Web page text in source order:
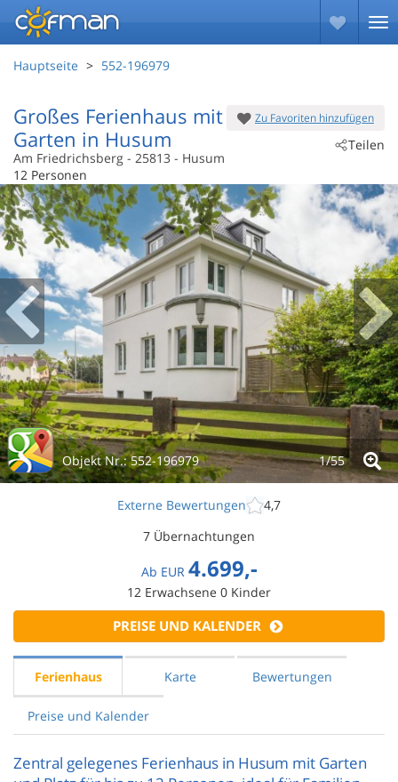
Hauptseite 552-196979
Zu Favoriten hinzufügen
Teilen
Großes Ferienhaus mit
Garten in Husum
Am Friedrichsberg - 25813 - Husum
12 Personen
Objekt Nr.:552-196979 1/55
Externe Bewertungen
4,7
7 Übernachtungen
Ab EUR 4.699,-
12 Erwachsene 0 Kinder
PREISE UND KALENDER
Ferienhaus Karte Bewertungen
Preise und Kalender
Zentral gelegenes Ferienhaus in Husum mit Garten